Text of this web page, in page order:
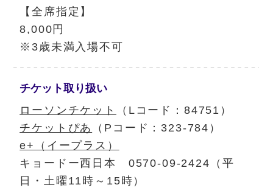
【全席指定】
8,000円
※3歳未満入場不可
チケット取り扱い
ローソンチケット
（Lコード：84751）
チケットぴあ
（Pコード：323-784）
e+（イープラス）
キョードー西日本 0570-09-2424（平
日・土曜11時～15時）